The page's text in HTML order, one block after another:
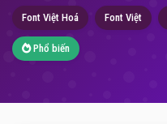
Font Việt Hoá Font Việt
Phổ biến